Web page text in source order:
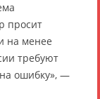
просит
на менее
требуют
ошибку», —